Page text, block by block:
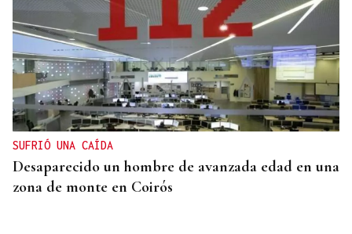
SUFRIÓ UNA CAÍDA
Desaparecido un hombre de avanzada edad en una
zona de monte en Coirós